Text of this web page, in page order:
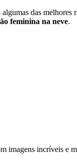
das melhores
feminina na neve.
imagens incríveis e